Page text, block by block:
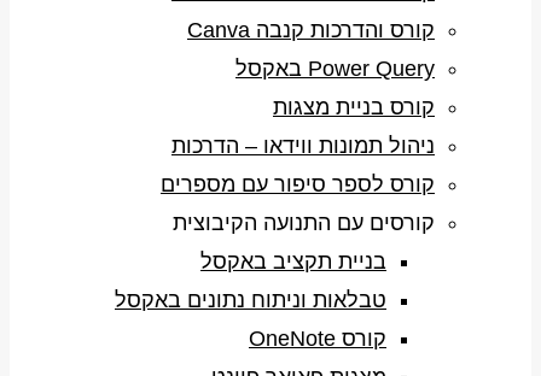
קורס והדרכות קנבה Canva
Power Query באקסל
קורס בניית מצגות
ניהול תמונות ווידאו – הדרכות
קורס לספר סיפור עם מספרים
קורסים עם התנועה הקיבוצית
בניית תקציב באקסל
טבלאות וניתוח נתונים באקסל
קורס OneNote